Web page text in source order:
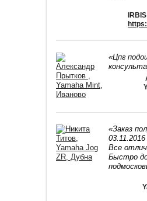
«Цпг
«Заказ
03.11.2016
Все
Быстро